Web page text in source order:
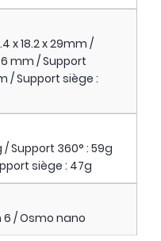
x 18.2 x 29mm /
mm / Support
/ Support siège :
Support 360° : 59g
siège : 47g
/ Osmo nano